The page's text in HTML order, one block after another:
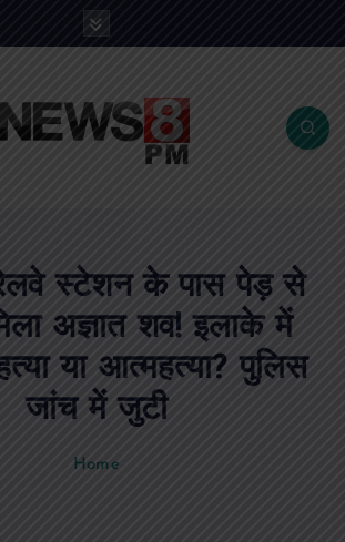
स्टेशन के पास पेड़ से
अज्ञात शव! इलाके में
या आत्महत्या? पुलिस
जांच में जुटी
Home